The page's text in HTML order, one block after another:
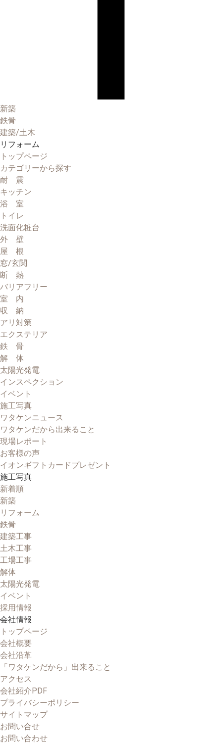
新築
鉄骨
建築/土木
リフォーム
トップページ
カテゴリーから探す
耐 震
キッチン
浴 室
トイレ
洗面化粧台
外 壁
屋 根
窓/玄関
断 熱
バリアフリー
室 内
収 納
アリ対策
エクステリア
鉄 骨
解 体
太陽光発電
インスペクション
イベント
施工写真
ワタケンニュース
ワタケンだから出来ること
現場レポート
お客様の声
イオンギフトカードプレゼント
施工写真
新着順
新築
リフォーム
鉄骨
建築工事
土木工事
工場工事
解体
太陽光発電
イベント
採用情報
会社情報
トップページ
会社概要
会社沿革
「ワタケンだから」出来ること
アクセス
会社紹介PDF
プライバシーポリシー
サイトマップ
お問い合せ
お問い合わせ